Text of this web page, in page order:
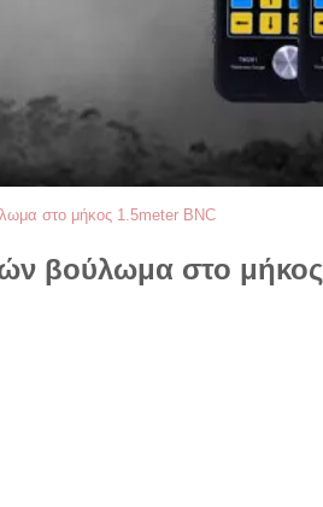
στο μήκος 1.5meter BNC
βούλωμα στο μήκος